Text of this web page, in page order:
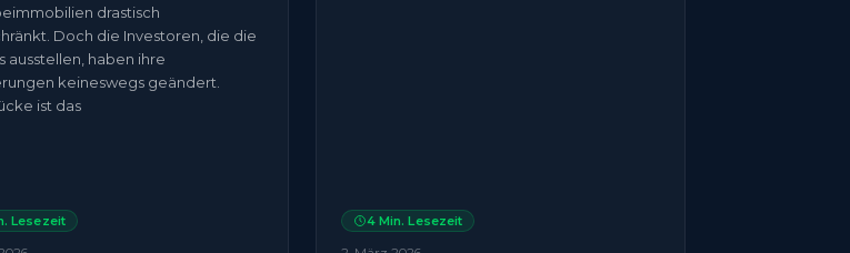
drastisch
Doch die Investoren, die die
ausstellen, haben ihre
keineswegs geändert.
ist das
Lesezeit 4Min. Lesezeit